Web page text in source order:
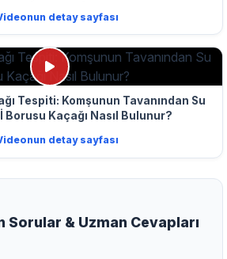
detay sayfası
Tespiti: Komşunun Tavanından Su
Borusu Kaçağı Nasıl Bulunur?
detay sayfası
Sorular & Uzman Cevapları